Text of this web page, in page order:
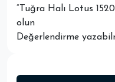
“Tuğra Halı Lotus
olun
Değerlendirme